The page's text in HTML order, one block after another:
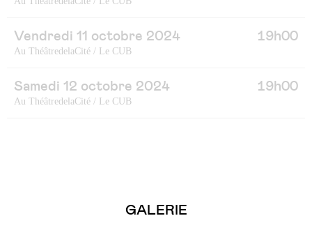
Vendredi 11 octobre 2024 19h00
Au ThéâtredelaCité / Le CUB
Samedi 12 octobre 2024 19h00
Au ThéâtredelaCité / Le CUB
GALERIE